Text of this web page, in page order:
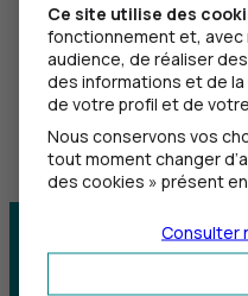
Centre d'aide
Ce site utilise des
fonctionnement et, avec
audience, de réaliser
des informations et de
de votre profil et de
Nous conservons vos
tout moment changer
des cookies » présent
Consulter